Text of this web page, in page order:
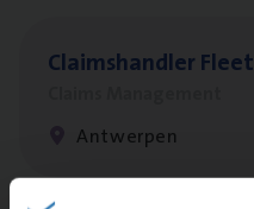
Claims­hand­ler Fleet
Antwerpen